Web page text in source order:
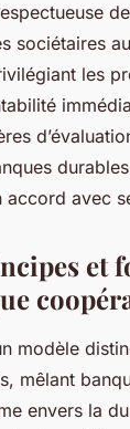
sociétaires
les
accord avec
et
modèle
mêlant
envers la